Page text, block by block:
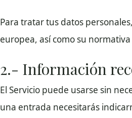
Para tratar tus datos personales,
europea, así como su
2.- Información
El Servicio puede usarse sin
una entrada necesitarás